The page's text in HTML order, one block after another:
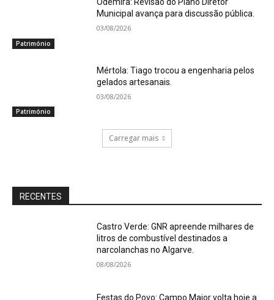
Património
Municipal avança para discussão pública.
03/08/2026
Património
Mértola: Tiago trocou a engenharia pelos
gelados artesanais.
03/08/2026
Carregar mais
RECENTES
Castro Verde: GNR apreende milhares de
litros de combustível destinados a
narcolanchas no Algarve.
08/08/2026
Festas do Povo: Campo Maior volta hoje a